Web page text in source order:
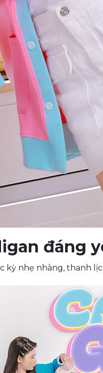
đáng
kỳ nhẹ nhàng, thanh